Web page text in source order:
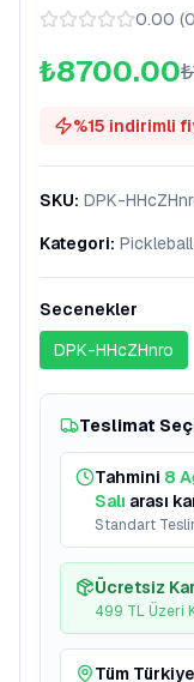
0.00 (0
₺8700.00₺
%15 indirimli
SKU: DPK-
Kategori:
Secenekler
DPK-HHcZHnro
Teslimat
Tahmini 8
Salı arası
Standart
Ücretsiz
499 TL Üzeri
Tüm